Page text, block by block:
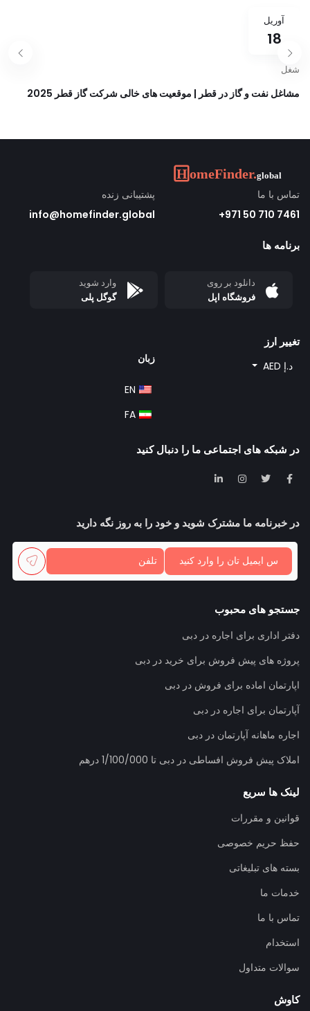
آوریل
18
شغل
مشاغل نفت و گاز در قطر | موقعیت های خالی شرکت گاز قطر 2025
تماس با ما
7461 710 50 971+
پشتیبانی زنده
info@homefinder.global
برنامه ها
دانلود بر روی
فروشگاه اپل
وارد شوید
گوگل پلی
تغییر ارز
د.إ AED
زبان
EN
FA
در شبکه های اجتماعی ما را دنبال کنید
در خبرنامه ما مشترک شوید و خود را به روز نگه دارید
جستجو های محبوب
دفتر اداری برای اجاره در دبی
پروژه های پیش فروش برای خرید در دبی
اپارتمان اماده برای فروش در دبی
آپارتمان برای اجاره در دبی
اجاره ماهانه آپارتمان در دبی
املاک پیش فروش افساطی در دبی تا 1/100/000 درهم
لینک ها سریع
قوانین و مقررات
حفظ حریم خصوصی
بسته های تبلیغاتی
خدمات ما
تماس با ما
استخدام
سوالات متداول
کاوش